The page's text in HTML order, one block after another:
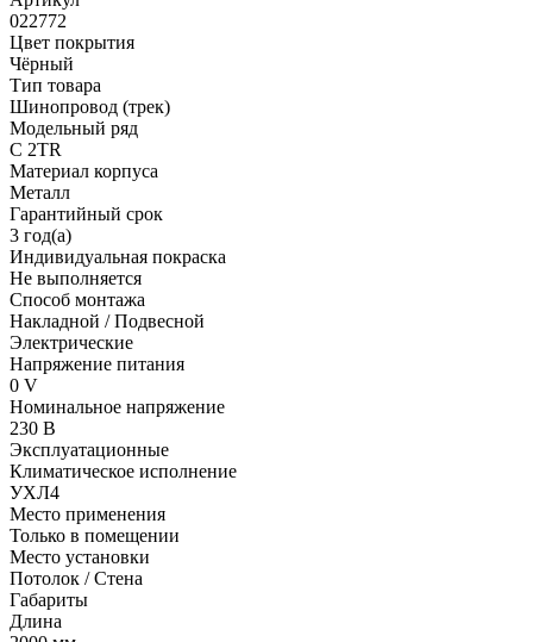
022772
Цвет покрытия
Чёрный
Тип товара
Шинопровод (трек)
Модельный ряд
C 2TR
Материал корпуса
Металл
Гарантийный срок
3 год(а)
Индивидуальная покраска
Не выполняется
Способ монтажа
Накладной / Подвесной
Электрические
Напряжение питания
0 V
Номинальное напряжение
230 В
Эксплуатационные
Климатическое исполнение
УХЛ4
Место применения
Только в помещении
Место установки
Потолок / Cтена
Габариты
Длина